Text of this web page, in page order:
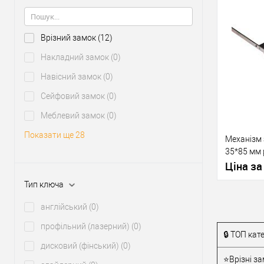
Врізний замок (12)
Накладний замок (0)
Навісний замок (0)
Сейфовий замок (0)
Меблевий замок (0)
Показати ще 28
Тип ключа
англійський (0)
профільний (лазерний) (0)
дисковий (фінський) (0)
У
Матеріал
Країна
Міжосьова
Механізм
35*85 мм
ригелем
Ціна
У
🔒 ТОП
⭐Врізні